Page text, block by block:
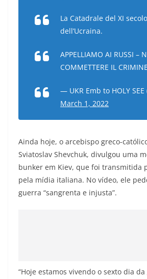
La Catadrale del XI
dell’Ucraina.
APPELLIAMO AI RUSSI –
COMMETTERE IL
— UKR Emb to HOLY SEE
March 1, 2022
Ainda hoje, o arcebispo greco-
Sviatoslav Shevchuk, divulgou uma
bunker em Kiev, que foi transmitida
pela mídia italiana. No vídeo, ele
guerra “sangrenta e injusta”.
“Hoje estamos vivendo o sexto dia